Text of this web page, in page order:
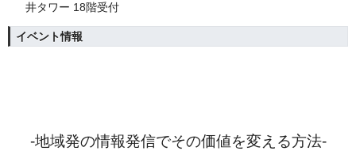
井タワー 18階受付
イベント情報
-地域発の情報発信でその価値を変える方法-